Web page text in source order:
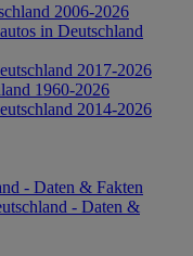
2006-2026
in Deutschland
2017-2026
1960-2026
2014-2026
- Daten & Fakten
- Daten &